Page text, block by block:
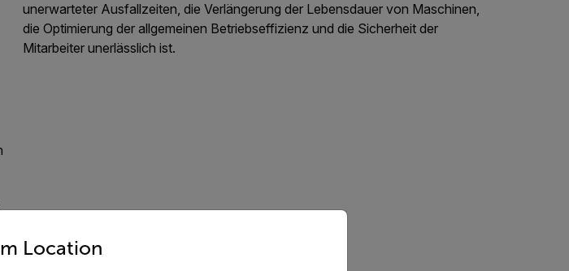
unerwarteter Ausfallzeiten, die Verlängerung der Lebensdauer von Maschinen,
die Optimierung der allgemeinen Betriebseffizienz und die Sicherheit der
Mitarbeiter unerlässlich ist.
Location
below to access the appropriate version of our website.